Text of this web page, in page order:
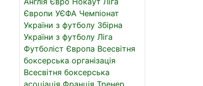
Європи УЄФА Чемпіонат
України з футболу Збірна
України з футболу Ліга
Футболіст Європа Всесвітня
боксерська організація
Всесвітня боксерська
асоціація Франція Тренер